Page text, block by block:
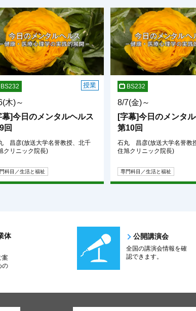
BS232 授業
木)～
幕]今日のメンタルヘルス
回
昌彦(放送大学名誉教授、北千
クリニック院長)
科目／生活と福祉
BS232
8/7(金)～
[字幕]今日のメンタ
第10回
石丸 昌彦(放送大学名誉教
住旭クリニック院長)
専門科目／生活と福祉
体
案
の
公開講演会
全国の講演会情報を確
認できます。